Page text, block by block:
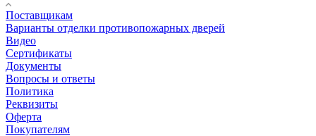
Поставщикам
Варианты отделки противопожарных дверей
Видео
Сертификаты
Документы
Вопросы и ответы
Политика
Реквизиты
Оферта
Покупателям